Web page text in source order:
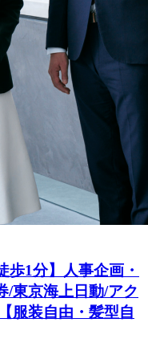
歩1分】人事企画・
/東京海上日動/アク
服装自由・髪型自